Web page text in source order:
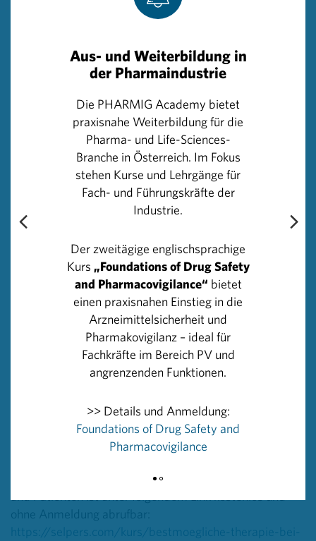
Krebsmedikamente in der Europäischen Union
zugelassen. Allein 2021 kamen 20 Krebsmedikamente
auf den Markt, 12 davon mit neuem Wirkstoff. Parallel
dazu befinden sich derzeit mehr als 1.300 Therapeutika
zur Behandlung von mehr als 20 Tumorarten in
Nach Schätzungen der WHO sind bis zu 40 Prozent der
Krebserkrankungen vermeidbar.Vor allem
Lebensstilfaktoren wie Tabakkonsum, Übergewicht oder
Alkoholkonsum begünstigen die Entstehung von Krebs.
Daher ist die Bedeutung von Präventionsmaßnahmen
hervorzuheben. Eine wichtige Rolle nehmen hier
Impfungen ein, insbesondere gegen Humane
Papillomaviren (HPV) und Hepatitis B, die die
Entstehung von Krebserkrankungen effektiv vermeiden
und in Österreich niederschwellig angeboten werden.
Die Diagnose Krebs trifft viele Patientinnen und
Patientenrechte, Mitbestimmungsmöglichkeiten bei der
Therapie sowie finanzielle und betreuende
Unterstützung bietet die kostenlose Online-Schulung
Info-Portal selpers.com. Die Schulung für Patientinnen
ohne Anmeldung abrufbar:
https://selpers.com/kurs/bestmoegliche-therapie-bei-
Aus- und Weiterbildung in
der Pharmaindustrie
Die PHARMIG Academy bietet
praxisnahe Weiterbildung für die
Pharma- und Life-Sciences-
Branche in Österreich. Im Fokus
stehen Kurse und Lehrgänge für
Fach- und Führungskräfte der
Industrie.
Der zweitägige englischsprachige
Kurs „Foundations of Drug Safety
and Pharmacovigilance“ bietet
einen praxisnahen Einstieg in die
Arzneimittelsicherheit und
Pharmakovigilanz – ideal für
Fachkräfte im Bereich PV und
angrenzenden Funktionen.
>> Details und Anmeldung:
Foundations of Drug Safety and
Pharmacovigilance